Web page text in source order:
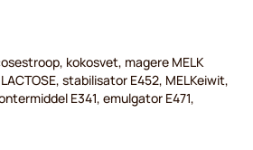
kokosvet, magere MELK
stabilisator E452, MELKeiwit,
E341, emulgator E471,